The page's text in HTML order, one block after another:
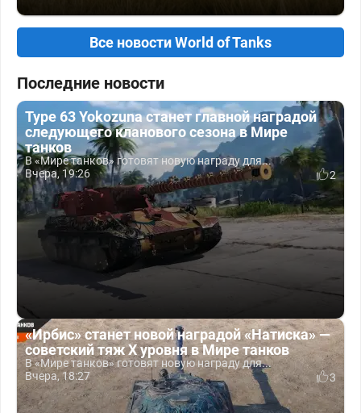
Все новости World of Tanks
Последние новости
Type 63 Yokozuna станет главной наградой
следующего кланового сезона в Мире
танков
В «Мире танков» готовят новую награду для...
Вчера, 19:26
2
«Ирбис» станет новой наградой «Натиска» —
советский тяж X уровня в Мире танков
В «Мире танков» готовят новую награду для...
Вчера, 18:27
3